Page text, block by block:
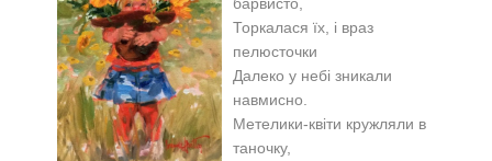
Торкалася їх, і враз
пелюсточки
Далеко у небі зникали
навмисно.
Метелики-квіти кружляли в
таночку,